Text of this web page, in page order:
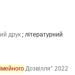
друк; літературний
Дозвілля" 2022